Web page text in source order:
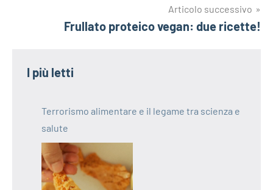
Articolo successivo
Frullato proteico vegan: due ricette!
I più letti
Terrorismo alimentare e il legame tra scienza e
salute